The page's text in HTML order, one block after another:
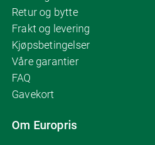
Retur og bytte
Frakt og levering
Kjøpsbetingelser
Våre garantier
FAQ
Gavekort
Om Europris